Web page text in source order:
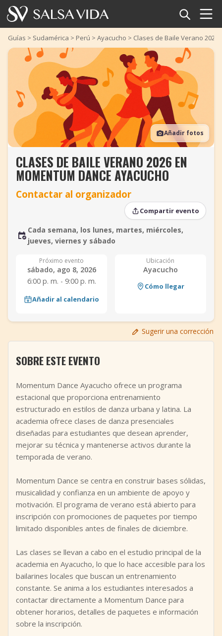
Inicio
Eventos
Noticias
Artículos
Videos
Glosario
Añadir evento
Guías > Sudamérica > Perú > Ayacucho > Clases de Baile Verano
Añadir fotos
CLASES DE BAILE VERANO 2026 EN
MOMENTUM DANCE AYACUCHO
Contactar al organizador
Compartir evento
Cada semana, los lunes, martes, miércoles,
jueves, viernes y sábado
Próximo evento
sábado, ago 8, 2026
6:00 p. m. - 9:00 p. m.
Añadir al calendario
Ubicación
Ayacucho
Cómo llegar
Sugerir una corrección
SOBRE ESTE EVENTO
Momentum Dance Ayacucho ofrece un programa
estacional que proporciona entrenamiento
estructurado en estilos de danza urbana y latina. La
academia ofrece clases de danza presenciales
diseñadas para estudiantes que desean aprender,
mejorar su técnica y mantenerse activos durante la
temporada de verano.
Momentum Dance se centra en construir bases sólidas,
musicalidad y confianza en un ambiente de apoyo y
motivación. El programa de verano está abierto para
inscripción con promociones de paquetes por tiempo
limitado disponibles antes de finales de diciembre.
Las clases se llevan a cabo en el estudio principal de la
academia en Ayacucho, lo que lo hace accesible para los
bailarines locales que buscan un entrenamiento
constante. Se anima a los estudiantes interesados a
contactar directamente a Momentum Dance para
obtener horarios, detalles de paquetes e información
sobre la inscripción.